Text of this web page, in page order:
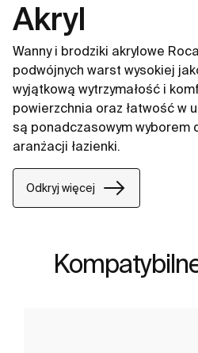
Akryl
Wanny i brodziki akrylowe
podwójnych warst wysokiej
wyjątkową wytrzymałość i
powierzchnia oraz łatwość w
są ponadczasowym wyborem
aranżacji łazienki.
Odkryj więcej